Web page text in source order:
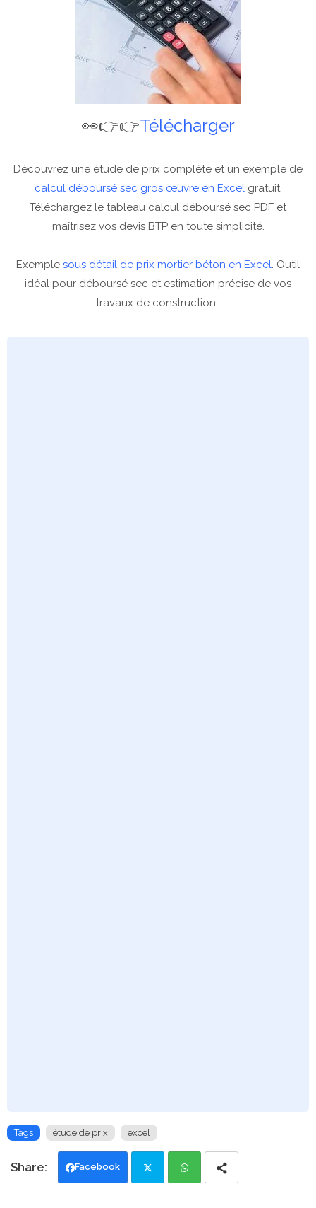
👀👉👉Télécharger
Découvrez une étude de prix complète et un exemple de
calcul déboursé sec gros œuvre en Excelgratuit.
Téléchargez le tableau calcul déboursé sec PDF et
maîtrisez vos devis BTP en toute simplicité.
Exemple sous détail de prix mortier béton en Excel. Outil
idéal pour déboursé sec et estimation précise de vos
travaux de construction.
Tags étude de prix excel
Facebook